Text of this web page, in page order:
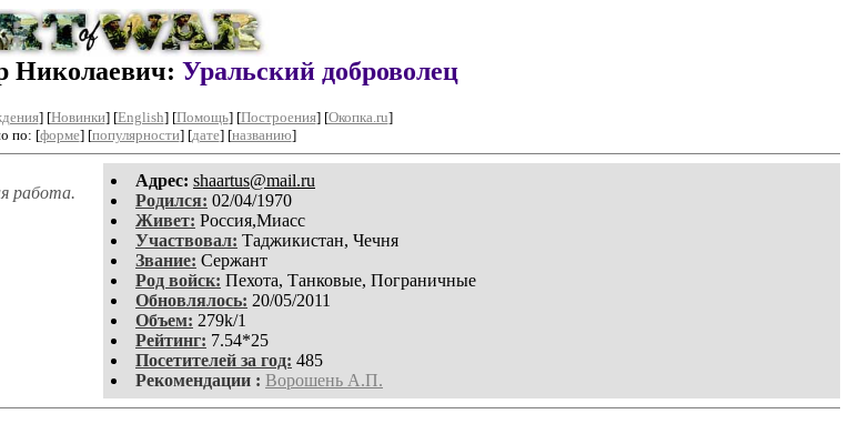
Николаевич: Уральский доброволец
] [Новинки] [English] [Помощь] [Построения] [Окопка.ru]
по: [форме] [популярности] [дате] [названию]
Aдpeс: shaartus@mail.ru
Родился: 02/04/1970
Живет: Россия,Миасс
Участвовал: Таджикистан, Чечня
Звание: Сержант
Род войск: Пехота, Танковые, Пограничные
Обновлялось: 20/05/2011
Объем: 279k/1
Рейтинг: 7.54*25
Посетителей за год: 485
Рекомендации : Ворошень А.П.
работа.